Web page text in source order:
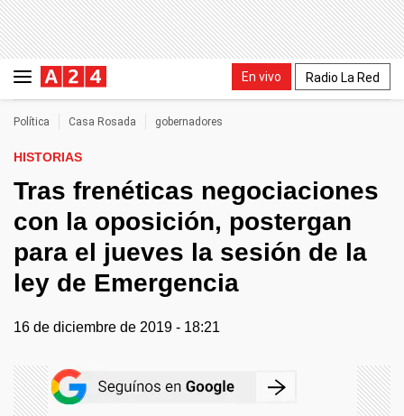
En vivo Radio La Red
Política Casa Rosada gobernadores
HISTORIAS
Tras frenéticas negociaciones
con la oposición, postergan
para el jueves la sesión de la
ley de Emergencia
16 de diciembre de 2019 - 18:21